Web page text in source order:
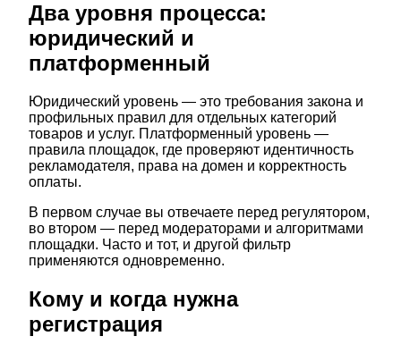
Два уровня процесса:
юридический и
платформенный
Юридический уровень — это требования закона и
профильных правил для отдельных категорий
товаров и услуг. Платформенный уровень —
правила площадок, где проверяют идентичность
рекламодателя, права на домен и корректность
оплаты.
В первом случае вы отвечаете перед регулятором,
во втором — перед модераторами и алгоритмами
площадки. Часто и тот, и другой фильтр
применяются одновременно.
Кому и когда нужна
регистрация